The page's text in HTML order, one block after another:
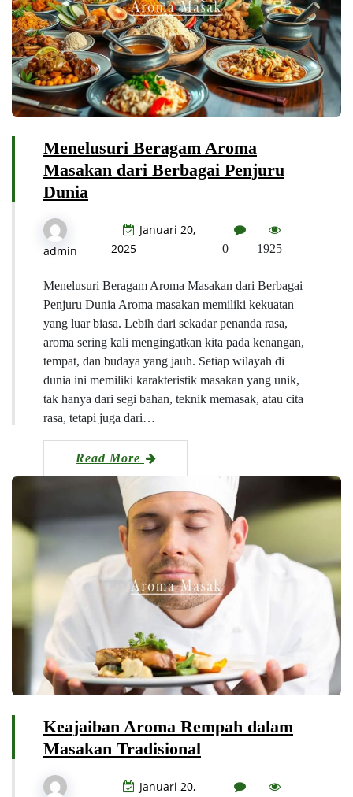
Menelusuri Beragam Aroma
Masakan dari Berbagai Penjuru
Dunia
admin
Januari 20,
2025
0 1925
Menelusuri Beragam Aroma Masakan dari Berbagai
Penjuru Dunia Aroma masakan memiliki kekuatan
yang luar biasa. Lebih dari sekadar penanda rasa,
aroma sering kali mengingatkan kita pada kenangan,
tempat, dan budaya yang jauh. Setiap wilayah di
dunia ini memiliki karakteristik masakan yang unik,
tak hanya dari segi bahan, teknik memasak, atau cita
rasa, tetapi juga dari…
Read More
Keajaiban Aroma Rempah dalam
Masakan Tradisional
Januari 20,